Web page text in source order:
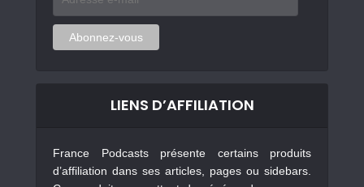
mail
Abonnez-vous
LIENS D’AFFILIATION
France Podcasts présente certains produits
d’affiliation dans ses articles, pages ou sidebars.